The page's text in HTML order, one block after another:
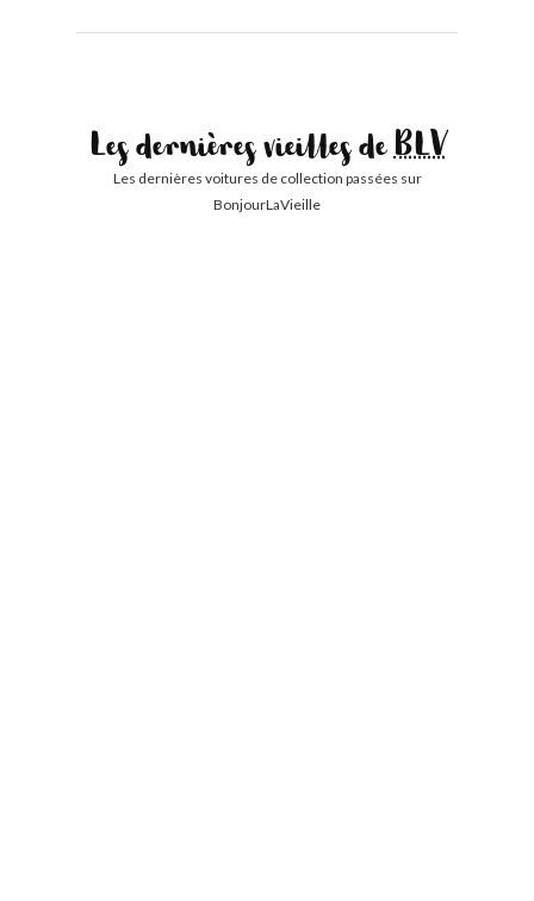
Les dernières vieilles deBLV
Les dernières voitures de collection passées sur
BonjourLaVieille